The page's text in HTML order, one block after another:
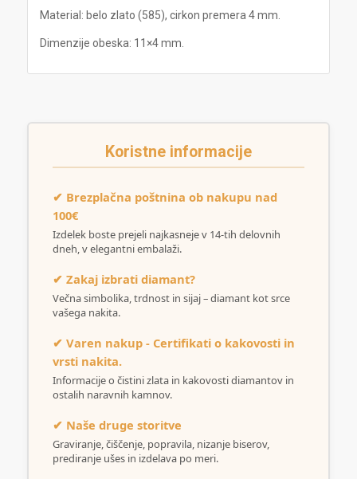
Material: belo zlato (585), cirkon premera 4 mm.
Dimenzije obeska: 11×4 mm.
Koristne informacije
✔ Brezplačna poštnina ob nakupu nad
100€
Izdelek boste prejeli najkasneje v 14-tih delovnih
dneh, v elegantni embalaži.
✔ Zakaj izbrati diamant?
Večna simbolika, trdnost in sijaj – diamant kot srce
vašega nakita.
✔ Varen nakup - Certifikati o kakovosti in
vrsti nakita.
Informacije o čistini zlata in kakovosti diamantov in
ostalih naravnih kamnov.
✔ Naše druge storitve
Graviranje, čiščenje, popravila, nizanje biserov,
prediranje ušes in izdelava po meri.